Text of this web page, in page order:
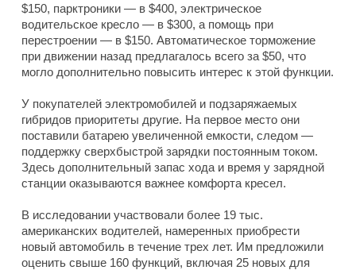
$150, парктроники — в $400, электрическое
водительское кресло — в $300, а помощь при
перестроении — в $150. Автоматическое торможение
при движении назад предлагалось всего за $50, что
могло дополнительно повысить интерес к этой функции.
У покупателей электромобилей и подзаряжаемых
гибридов приоритеты другие. На первое место они
поставили батарею увеличенной емкости, следом —
поддержку сверхбыстрой зарядки постоянным током.
Здесь дополнительный запас хода и время у зарядной
станции оказываются важнее комфорта кресел.
В исследовании участвовали более 19 тыс.
американских водителей, намеренных приобрести
новый автомобиль в течение трех лет. Им предложили
оценить свыше 160 функций, включая 25 новых для